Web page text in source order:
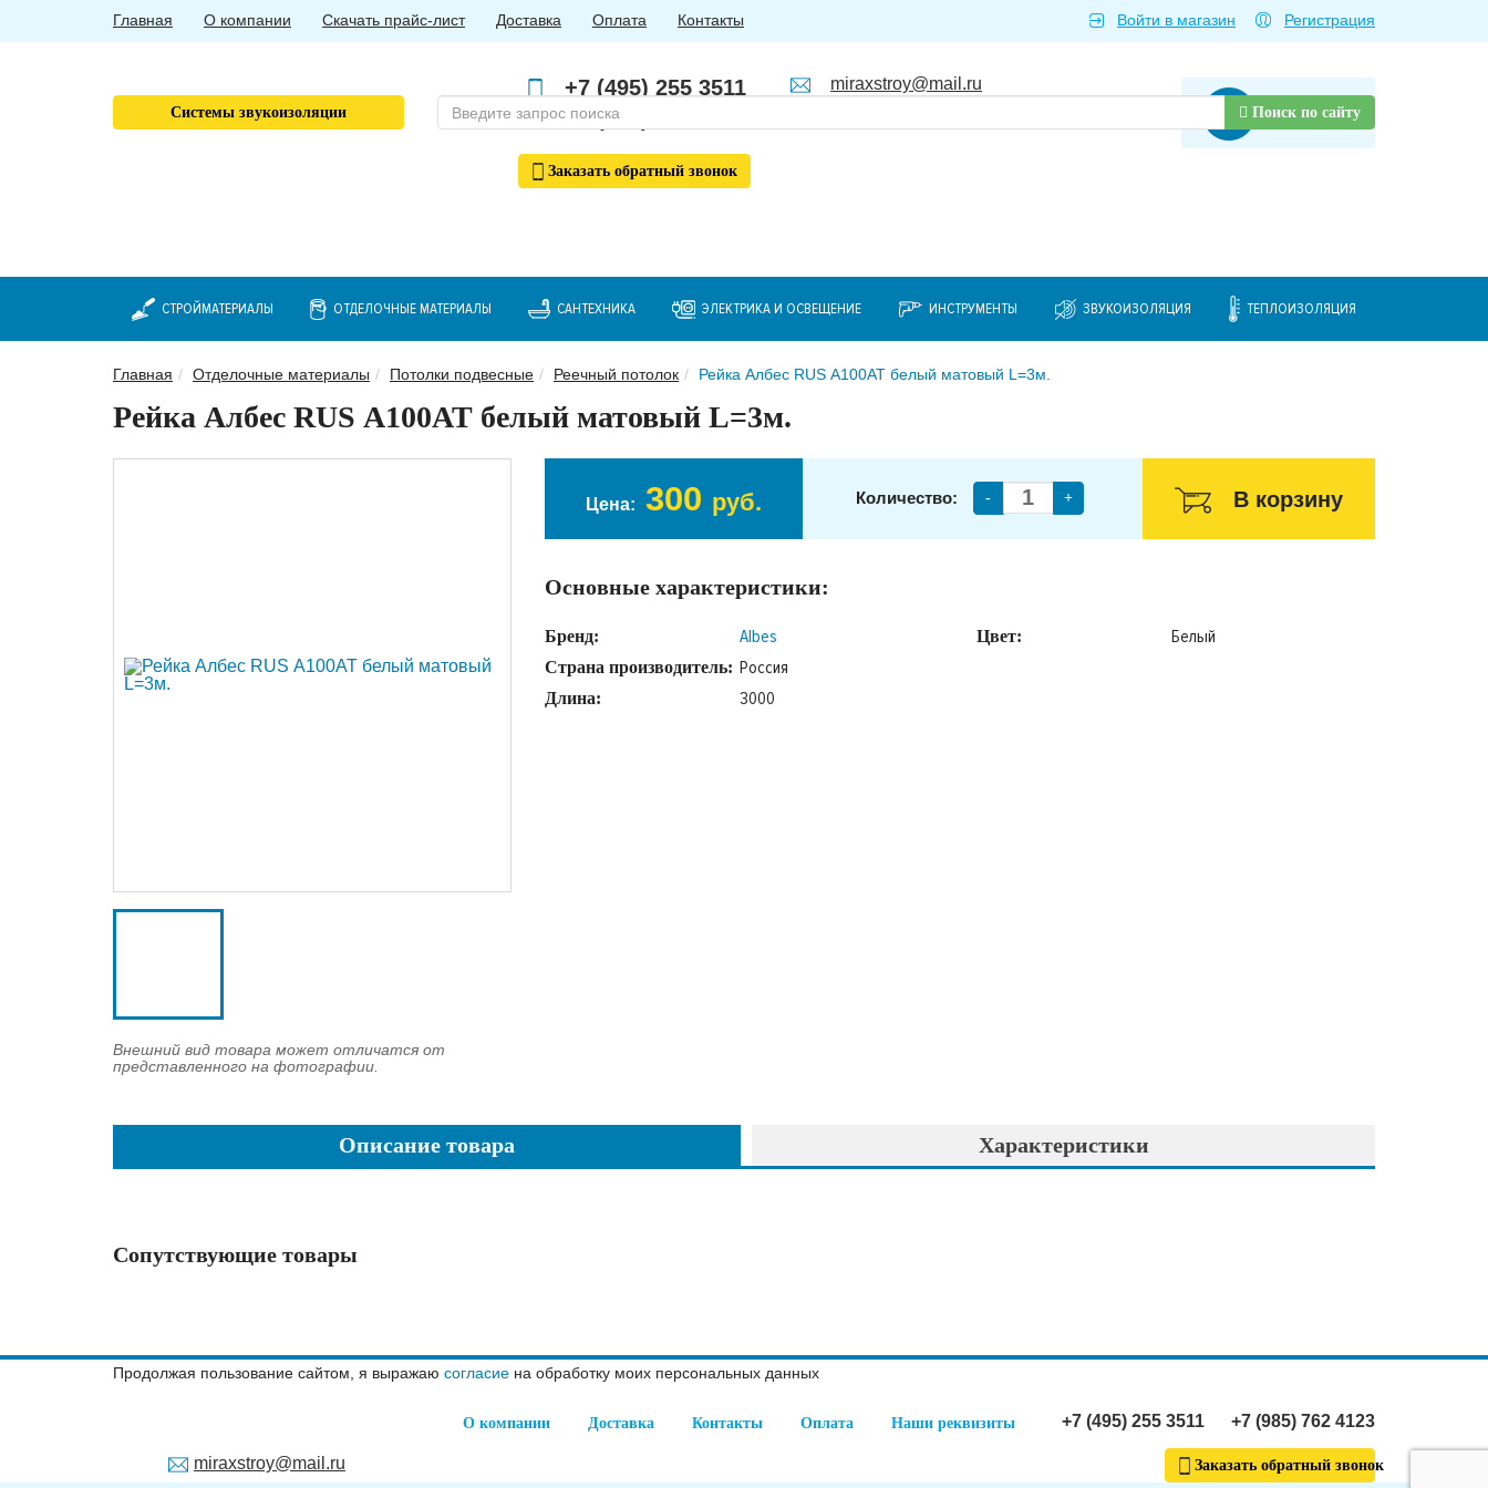
СТРОЙМАТЕРИАЛЫ ОТДЕЛОЧНЫЕ МАТЕРИАЛЫ САНТЕХНИКА ЭЛЕКТРИКА И ОСВЕЩЕНИЕ ИНСТРУМЕНТЫ ЗВУКОИЗОЛЯЦИЯ ТЕПЛОИЗОЛЯЦИЯ
Главная О компании Скачать прайс-лист Доставка Оплата Контакты Войти в магазин Регистрация
Товаров нет
+7 (495) 255 3511
+7 (985) 762 4123
Заказать обратный звонок
miraxstroy@mail.ru
Системы звукоизоляции Поиск по сайту
Главная Отделочные материалы Потолки подвесные Реечный потолок Рейка Албес RUS А100АТ белый матовый L=3м.
Рейка Албес RUS А100АТ белый матовый L=3м.
Внешний вид товара может отличатся от
представленного на фотографии.
Цена: 300 руб. В корзину
Количество: - +
Основные характеристики:
Бренд: Albes
Страна производитель: Россия
Длина: 3000
Цвет: Белый
Описание товара Характеристики
Сопутствующие товары
О компании Доставка Контакты Оплата Наши реквизиты +7 (495) 255 3511 +7 (985) 762 4123
Заказать обратный звонок
miraxstroy@mail.ru
Продолжая пользование сайтом, я выражаю согласие на обработку моих персональных данных